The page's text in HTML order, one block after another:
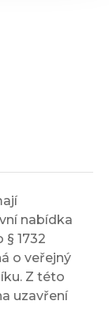
nabídka
§ 1732
o veřejný
Z této
uzavření